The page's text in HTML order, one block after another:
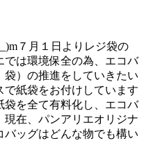
７月１日よりレジ袋の
は環境保全の為、エコバ
袋）の推進をしていきたい
で紙袋をお付けしています
袋を全て有料化し、エコバ
現在、パンアリエオリジナ
バッグはどんな物でも構い